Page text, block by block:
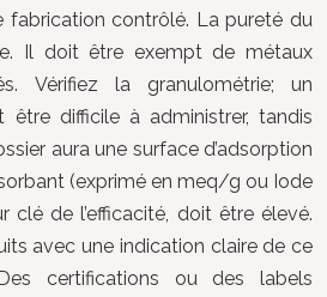
fabrication contrôlé. La pureté du
Il doit être exempt de métaux
Vérifiez la granulométrie; un
difficile à administrer, tandis
aura une surface d’adsorption
(exprimé en meq/g ou Iode
clé de l’efficacité, doit être élevé.
avec une indication claire de ce
certifications ou des labels